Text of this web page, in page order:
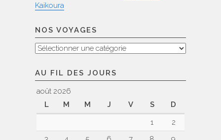
Kaikoura
NOS VOYAGES
Nos
AU FIL DES JOURS
août 2026
L
M M J V S
D
1
2